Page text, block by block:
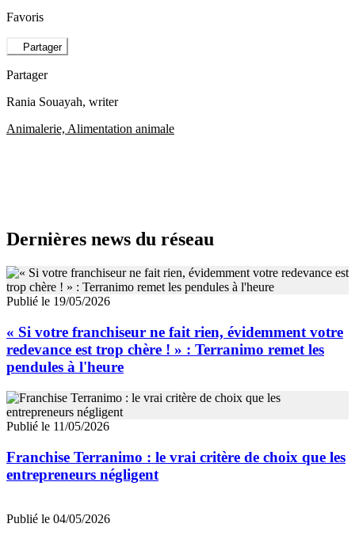
Favoris
Partager
Partager
Rania Souayah, writer
Animalerie, Alimentation animale
Dernières news du réseau
Publié le 19/05/2026
« Si votre franchiseur ne fait rien, évidemment votre
redevance est trop chère ! » : Terranimo remet les
pendules à l'heure
Publié le 11/05/2026
Franchise Terranimo : le vrai critère de choix que les
entrepreneurs négligent
Publié le 04/05/2026